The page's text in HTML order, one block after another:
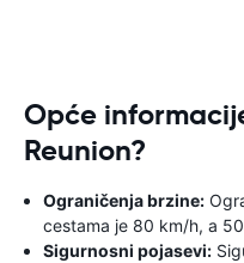
Opće
Reunion?
Ograničenja brzine:
cestama je 80 km/h, a
Sigurnosni pojasevi: